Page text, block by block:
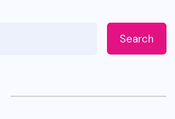
Search